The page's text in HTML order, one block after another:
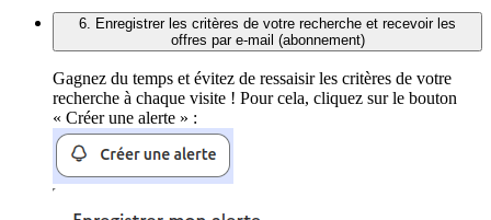
6. Enregistrer les critères de votre recherche et recevoir les
offres par e-mail (abonnement)
Gagnez du temps et évitez de ressaisir les critères de votre
recherche à chaque visite ! Pour cela, cliquez sur le bouton
« Créer une alerte » :